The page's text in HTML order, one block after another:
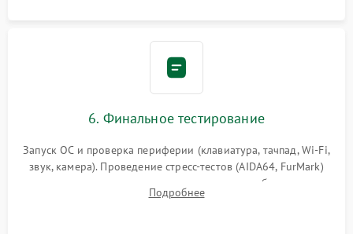
6. Финальное тестирование
Запуск ОС и проверка периферии (клавиатура, тачпад, Wi-Fi,
звук, камера). Проведение стресс-тестов (AIDA64, FurMark)
для контроля температурного режима и стабильности
системы под пиковой нагрузкой.
Подробнее